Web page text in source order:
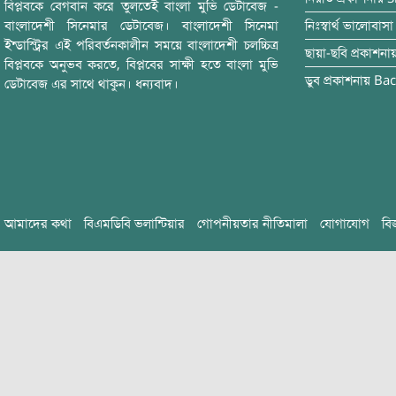
বিপ্লবকে বেগবান করে তুলতেই বাংলা মুভি ডেটাবেজ -
বাংলাদেশী সিনেমার ডেটাবেজ। বাংলাদেশী সিনেমা
ইন্ডাস্ট্রির এই পরিবর্তনকালীন সময়ে বাংলাদেশী চলচ্চিত্র
বিপ্লবকে অনুভব করতে, বিপ্লবের সাক্ষী হতে বাংলা মুভি
ডেটাবেজ এর সাথে থাকুন। ধন্যবাদ।
নিঃস্বার্থ ভালোবাসা
ছায়া-ছবি
ডুব প্রকাশনায়
আমাদের কথা বিএমডিবি ভলান্টিয়ার গোপনীয়তার নীতিমালা যোগাযোগ